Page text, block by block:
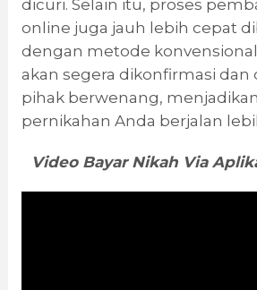
dicuri. Selain itu, proses
online juga jauh lebih cepat
dengan metode
akan segera dikonfirmasi dan
pihak berwenang,
pernikahan Anda berjalan
Video Bayar Nikah Via